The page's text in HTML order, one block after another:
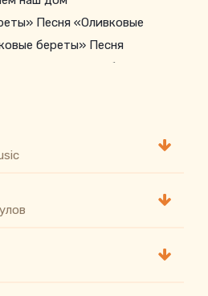
Песня «Оливковые
береты» Песня
«Оливковые береты»
береты» Песня
«Оливковые береты»
Песня «Оливковые
береты» Песня
«Оливковые береты»
береты» Песня
«Оливковые береты»
Песня «Оливковые